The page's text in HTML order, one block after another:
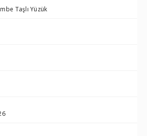
Taşlı Yüzük